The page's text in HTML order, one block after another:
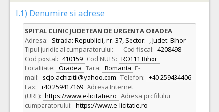
I.1) Denumire si adrese
SPITAL CLINIC JUDETEAN DE URGENTA ORADEA
Adresa: Strada: Republicii, nr. 37, Sector: -, Judet: Bihor
Tipul juridic al cumparatorului: - Cod fiscal: 4208498
Cod postal: 410159 Cod NUTS: RO111 Bihor
Localitate: Oradea Tara: Romania E-
mail: scjo.achizitii@yahoo.com Telefon: +40 259434406
Fax: +40 259417169 Adresa Internet
(URL): https://www.e-licitatie.ro Adresa profilului
cumparatorului: https://www.e-licitatie.ro